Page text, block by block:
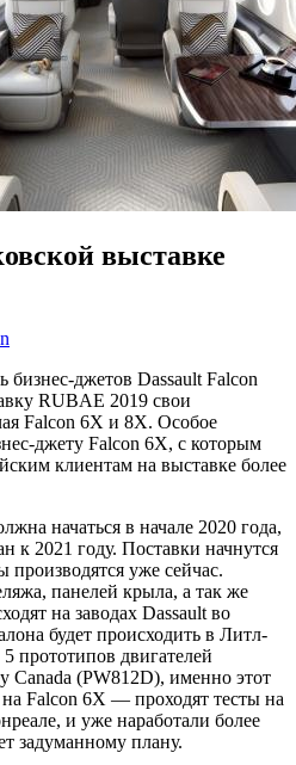
выставке
бизнес-джетов Dassault Falcon
RUBAE 2019 свои
Falcon 6X и 8X. Особое
джету Falcon 6X, с которым
клиентам на выставке более
начаться в начале 2020 года,
к 2021 году. Поставки начнутся
производятся уже сейчас.
панелей крыла, а так же
на заводах Dassault во
будет происходить в Литл-
прототипов двигателей
Canada (PW812D), именно этот
на Falcon 6X — проходят тесты на
и уже наработали более
задуманному плану.